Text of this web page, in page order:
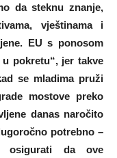
da steknu znanje,
vještinama i
EU s ponosom
pokretu“, jer takve
se mladima pruži
mostove preko
danas naročito
potrebno –
osigurati da ove